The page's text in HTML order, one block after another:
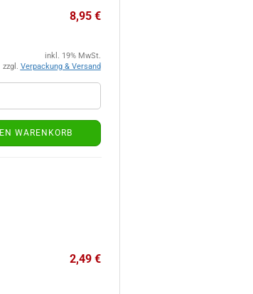
8,95 €
inkl. 19% MwSt.
zzgl. Verpackung & Versand
WARENKORB
2,49 €